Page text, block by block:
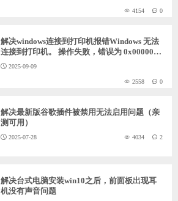
4154 0
解决windows连接到打印机报错Windows 无法
连接到打印机。 操作失败，错误为 0x0000011
b。2025-09-09
2558 0
解决最新版谷歌插件被禁用无法启用问题（亲
测可用）
2025-07-28 4034 2
解决台式电脑安装win10之后，前面板出现耳
机没有声音问题